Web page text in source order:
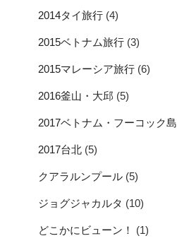
2014タイ旅行 (4)
2015ベトナム旅行 (3)
2015マレーシア旅行 (6)
2016釜山・大邱 (5)
2017ベトナム・フーコック島
2017台北 (5)
クアラルンプール (5)
ジョグジャカルタ (10)
どこかにビューン！ (1)